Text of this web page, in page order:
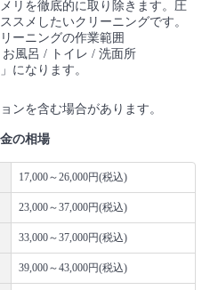
リを徹底的に取り除きます。圧
スメしたいクリーニングです。
ーニングの作業範囲
風呂 / トイレ / 洗面所
になります。
ンを含む場合があります。
の相場
17,000～26,000円(税込)
23,000～37,000円(税込)
33,000～37,000円(税込)
39,000～43,000円(税込)